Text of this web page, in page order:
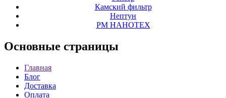
Камский фильтр
Нептун
РМ НАНОТЕХ
Основные страницы
Главная
Блог
Доставка
Оплата